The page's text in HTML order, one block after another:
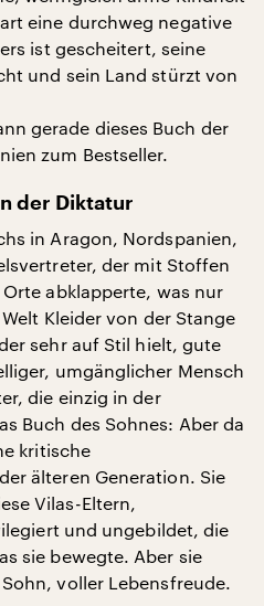
eine durchweg negative
ist gescheitert, seine
und sein Land stürzt von
gerade dieses Buch der
zum Bestseller.
der Diktatur
in Aragon, Nordspanien,
der mit Stoffen
abklapperte, was nur
Kleider von der Stange
sehr auf Stil hielt, gute
umgänglicher Mensch
die einzig in der
Buch des Sohnes: Aber da
kritische
älteren Generation. Sie
Vilas-Eltern,
und ungebildet, die
sie bewegte. Aber sie
voller Lebensfreude.